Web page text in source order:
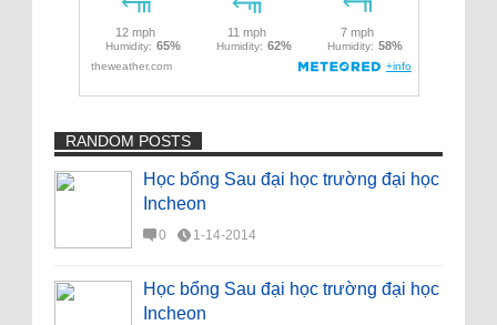
RANDOM POSTS
Học bổng Sau đại học trường đại học
Incheon
0 1-14-2014
Học bổng Sau đại học trường đại học
Incheon